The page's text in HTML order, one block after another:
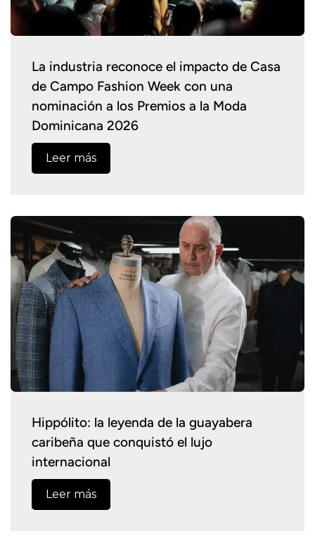
La industria reconoce el impacto de Casa
de Campo Fashion Week con una
nominación a los Premios a la Moda
Dominicana 2026
Leer más
Hippólito: la leyenda de la guayabera
caribeña que conquistó el lujo
internacional
Leer más